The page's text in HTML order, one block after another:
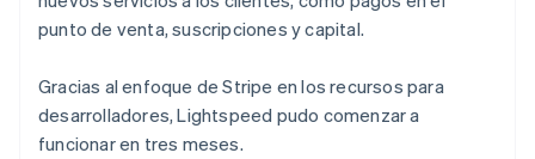
punto de venta, suscripciones y capital.
Gracias al enfoque de Stripe en los recursos para
desarrolladores, Lightspeed pudo comenzar a
funcionar en tres meses.